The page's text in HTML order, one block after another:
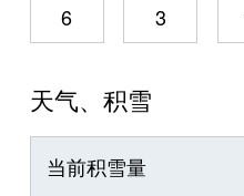
6
3
天气、积雪
当前积雪量